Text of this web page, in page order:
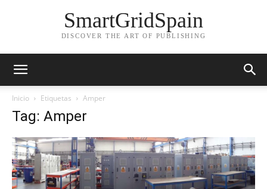
SmartGridSpain
DISCOVER THE ART OF PUBLISHING
Inicio Etiquetas Amper
Tag: Amper